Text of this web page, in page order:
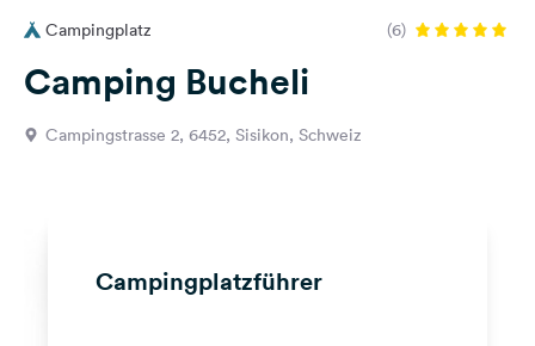
Fragen &
Feedback
Campingplatz (6)
Camping Bucheli
Campingstrasse 2, 6452, Sisikon, Schweiz
Campingplatzführer